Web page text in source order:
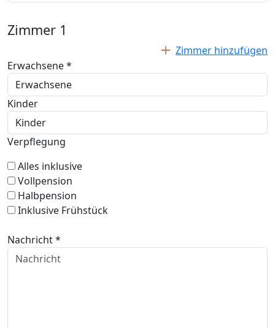
Zimmer 1
Zimmer hinzufügen
Erwachsene *
Kinder
Verpflegung
Alles inklusive
Vollpension
Halbpension
Inklusive Frühstück
Nachricht *